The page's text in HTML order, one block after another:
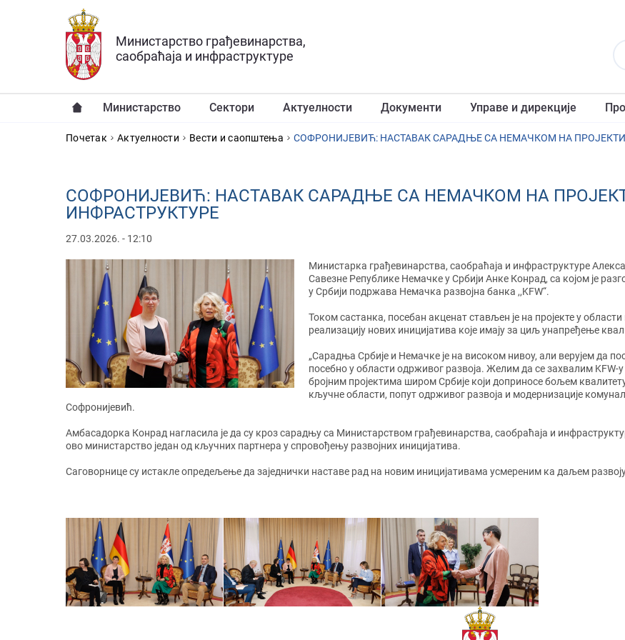
Прескочи на главни део садржаја
Министарство грађевинарства,
саобраћаја и инфраструктуре
Министарство Сектори Актуелности Документи Управе и дирекције
YOU ARE HERE
Почетак Актуелности Вести и саопштења СОФРОНИЈЕВИЋ: НАСТАВАК САРАДЊЕ СА НЕМАЧКОМ НА
СОФРОНИЈЕВИЋ: НАСТАВАК САРАДЊЕ СА НЕМАЧКОМ НА
ИНФРАСТРУКТУРЕ
27.03.2026. - 12:10
Министарка грађевинарства, саобраћаја и инфраструктуре
Савезне Републике Немачке у Србији Анке Конрад, са којом је
у Србији подржава Немачка развојна банка ,,KFW“.
Током састанка, посебан акценат стављен је на пројекте у
реализацију нових иницијатива које имају за циљ унапређење
„Сарадња Србије и Немачке је на високом нивоу, али верујем да
посебно у области одрживог развоја. Желим да се захвалим KFW-
бројним пројектима широм Србије који доприносе бољем
кључне области, попут одрживог развоја и модернизације
Софронијевић.
Амбасадорка Конрад нагласила је да су кроз сарадњу са Министарством грађевинарства, саобраћаја и
ово министарство један од кључних партнера у спровођењу развојних иницијатива.
Саговорнице су истакле опредељење да заједнички наставе рад на новим иницијативама усмереним ка даљем